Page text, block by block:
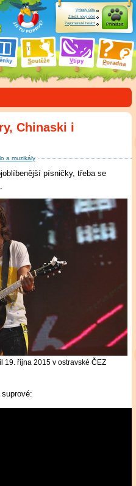
Soutěže Vtipy Poradna
Výhody účtu
Založit nový účet
Zapomenuté heslo?
Přihlásit
Chinaski i
a muzikály
písničky, třeba se
19. října 2015 v ostravské ČEZ